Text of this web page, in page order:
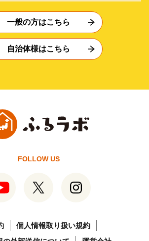
一般の方はこちら
自治体様はこちら
FOLLOW US
個人情報取り扱い規約